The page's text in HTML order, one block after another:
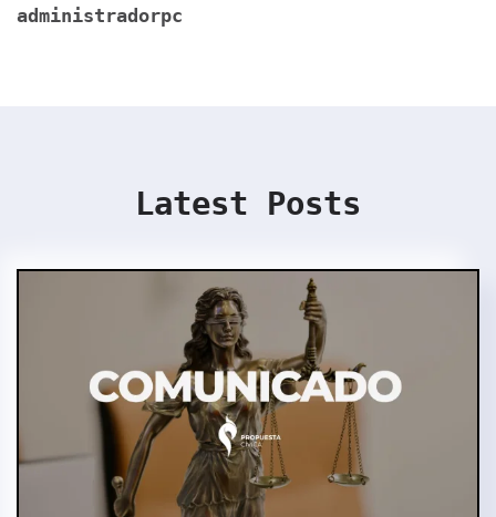
administradorpc
Latest Posts